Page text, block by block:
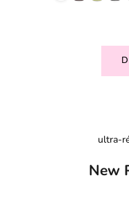
ultra-
New